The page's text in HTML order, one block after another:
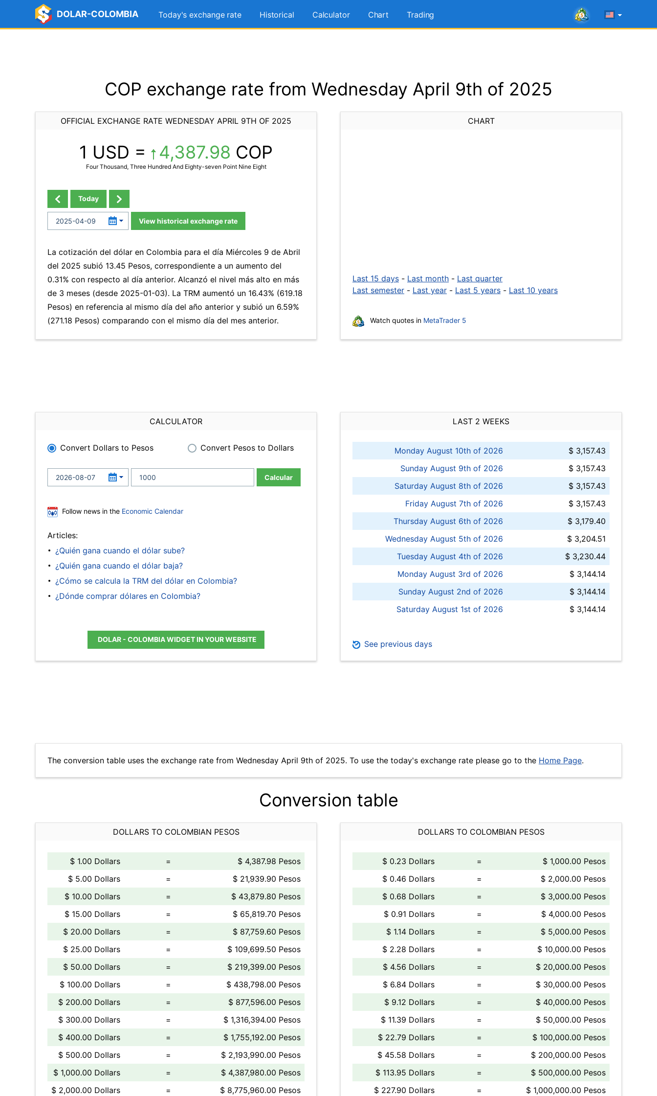
DOLAR-COLOMBIA Today's exchange rate Historical Calculator Chart Trading
COP exchange rate from Wednesday April 9th of 2025
OFFICIAL EXCHANGE RATE WEDNESDAY APRIL 9TH OF 2025
1 USD = 4,387.98 COP
Four Thousand, Three Hundred And Eighty-seven Point Nine Eight
Today
View historical exchange rate
La cotización del dólar en Colombia para el día Miércoles 9 de Abril
del 2025 subió 13.45 Pesos, correspondiente a un aumento del
0.31% con respecto al día anterior. Alcanzó el nivel más alto en más
de 3 meses (desde 2025-01-03). La TRM aumentó un 16.43% (619.18
Pesos) en referencia al mismo día del año anterior y subió un 6.59%
(271.18 Pesos) comparando con el mismo día del mes anterior.
CHART
Last 15 days - Last month - Last quarter
Last semester - Last year - Last 5 years - Last 10 years
Watch quotes in MetaTrader 5
CALCULATOR
Convert Dollars to Pesos Convert Pesos to Dollars
Calcular
Follow news in the Economic Calendar
Articles:
¿Quién gana cuando el dólar sube?
¿Quién gana cuando el dólar baja?
¿Cómo se calcula la TRM del dólar en Colombia?
¿Dónde comprar dólares en Colombia?
DOLAR - COLOMBIA WIDGET IN YOUR WEBSITE
LAST 2 WEEKS
Monday August 10th of 2026
$ 3,157.43
Sunday August 9th of 2026
$ 3,157.43
Saturday August 8th of 2026
$ 3,157.43
Friday August 7th of 2026
$ 3,157.43
Thursday August 6th of 2026
$ 3,179.40
Wednesday August 5th of 2026
$ 3,204.51
Tuesday August 4th of 2026
$ 3,230.44
Monday August 3rd of 2026
$ 3,144.14
Sunday August 2nd of 2026
$ 3,144.14
Saturday August 1st of 2026
$ 3,144.14
See previous days
The conversion table uses the exchange rate from Wednesday April 9th of 2025. To use the today's exchange rate please go to the Home Page.
Conversion table
DOLLARS TO COLOMBIAN PESOS
$ 1.00 Dollars =
$ 4,387.98 Pesos
$ 5.00 Dollars
=
$ 21,939.90 Pesos
$ 10.00 Dollars
=
$ 43,879.80 Pesos
$ 15.00 Dollars
=
$ 65,819.70 Pesos
$ 20.00 Dollars
=
$ 87,759.60 Pesos
$ 25.00 Dollars
=
$ 109,699.50 Pesos
$ 50.00 Dollars
=
$ 219,399.00 Pesos
$ 100.00 Dollars
=
$ 438,798.00 Pesos
$ 200.00 Dollars
=
$ 877,596.00 Pesos
$ 300.00 Dollars
=
$ 1,316,394.00 Pesos
$ 400.00 Dollars
=
$ 1,755,192.00 Pesos
$ 500.00 Dollars
=
$ 2,193,990.00 Pesos
$ 1,000.00 Dollars
=
$ 4,387,980.00 Pesos
$ 2,000.00 Dollars
= $ 8,775,960.00 Pesos
DOLLARS TO COLOMBIAN PESOS
$ 0.23 Dollars =
$ 1,000.00 Pesos
$ 0.46 Dollars
=
$ 2,000.00 Pesos
$ 0.68 Dollars
=
$ 3,000.00 Pesos
$ 0.91 Dollars
=
$ 4,000.00 Pesos
$ 1.14 Dollars
=
$ 5,000.00 Pesos
$ 2.28 Dollars
=
$ 10,000.00 Pesos
$ 4.56 Dollars
=
$ 20,000.00 Pesos
$ 6.84 Dollars
=
$ 30,000.00 Pesos
$ 9.12 Dollars
=
$ 40,000.00 Pesos
$ 11.39 Dollars
=
$ 50,000.00 Pesos
$ 22.79 Dollars
=
$ 100,000.00 Pesos
$ 45.58 Dollars
=
$ 200,000.00 Pesos
$ 113.95 Dollars
=
$ 500,000.00 Pesos
$ 227.90 Dollars
= $ 1,000,000.00 Pesos